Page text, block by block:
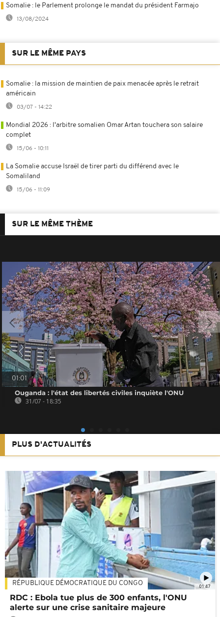
Somalie : le Parlement prolonge le mandat du président Farmajo
13/08/2024
SUR LE MÊME PAYS
Somalie : la mission de maintien de paix menacée après le retrait
américain
03/07 - 14:22
Mondial 2026 : l'arbitre somalien Omar Artan touchera son salaire
complet
15/06 - 10:11
La Somalie accuse Israël de tirer parti du différend avec le
Somaliland
15/06 - 11:09
SUR LE MÊME THÈME
01:01
Ouganda : l'état des libertés civiles inquiète l'ONU
31/07 - 18:35
PLUS D'ACTUALITÉS
01:47
RÉPUBLIQUE DÉMOCRATIQUE DU CONGO
RDC : Ebola tue plus de 300 enfants, l'ONU
alerte sur une crise sanitaire majeure